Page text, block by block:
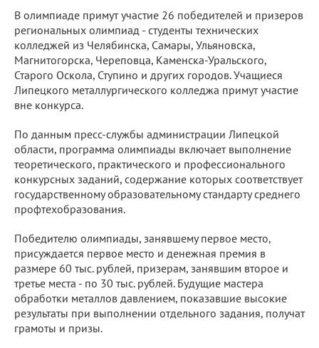
В олимпиаде примут участие 26 победителей и призеров
региональных олимпиад - студенты технических
колледжей из Челябинска, Самары, Ульяновска,
Магнитогорска, Череповца, Каменска-Уральского,
Старого Оскола, Ступино и других городов. Учащиеся
Липецкого металлургического колледжа примут участие
вне конкурса.
По данным пресс-службы администрации Липецкой
области, программа олимпиады включает выполнение
теоретического, практического и профессионального
конкурсных заданий, содержание которых соответствует
государственному образовательному стандарту среднего
профтехобразования.
Победителю олимпиады, занявшему первое место,
присуждается первое место и денежная премия в
размере 60 тыс. рублей, призерам, занявшим второе и
третье места - по 30 тыс. рублей. Будущие мастера
обработки металлов давлением, показавшие высокие
результаты при выполнении отдельного задания, получат
грамоты и призы.